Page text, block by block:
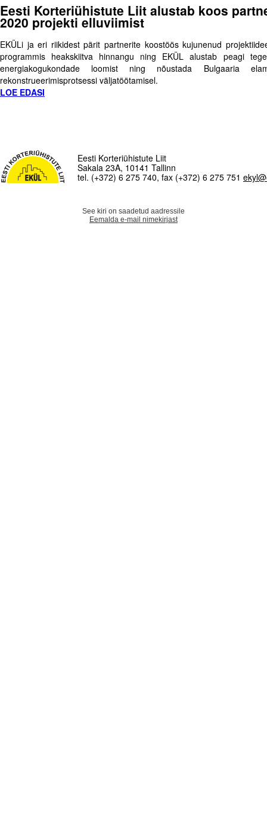
Eesti Korteriühistute Liit alustab koos
2020 projekti elluviimist
EKÜLi ja eri riikidest pärit partnerite koostöös kujunenud
programmis heakskiitva hinnangu ning EKÜL alustab peagi
energiakogukondade loomist ning nõustada Bulgaaria
rekonstrueerimisprotsessi väljatöötamisel.
LOE EDASI
Eesti Korteriühistute Liit
Sakala 23A, 10141 Tallinn
tel. (+372) 6 275 740, fax (+372) 6 275 751
See kiri on saadetud aadressile
Eemalda e-mail nimekirjast